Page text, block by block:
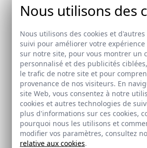
Nous utilisons des
Nous utilisons des cookies et
suivi pour améliorer votre
sur notre site, pour vous montrer un
personnalisé et des publicités
le trafic de notre site et pour
provenance de nos visiteurs. En
site Web, vous consentez à notre
cookies et autres technologies de
plus d'informations sur ces cookies,
pourquoi nous les utilisons et
modifier vos paramètres, consultez
relative aux cookies.